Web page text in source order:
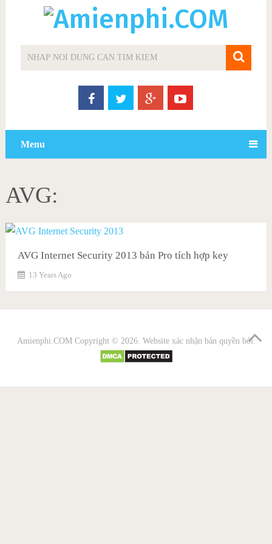
Menu
AVG:
AVG Internet Security 2013 bản Pro tích hợp key
13 Years Ago
Amienphi.COMCopyright © 2026. Website xác nhận bản quyền bởi: